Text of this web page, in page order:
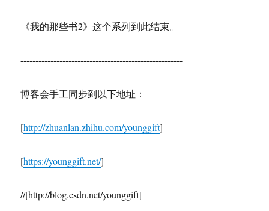
《我的那些书2》这个系列到此结束。
------------------------------------------------------
博客会手工同步到以下地址：
[http://zhuanlan.zhihu.com/younggift]
[https://younggift.net/]
//[http://blog.csdn.net/younggift]